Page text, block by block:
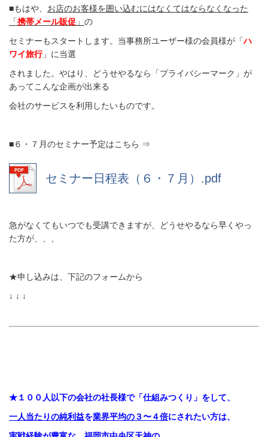
■もはや、 お店のお客様を囲い込むにはなくてはならなくなった
「携帯メール販促 」 の
セミナーもスタートします。当事務所ユーザー様の会員様が「ハ
ワイ旅行」に当選
されました。やはり、どうせやるなら「プライバシーマーク」が
あってこんな企画が出来る
会社のサービスを利用したいものです。
■６・７月のセミナー予定はこちら ⇒
セミナー日程表（６・７月）.pdf
急がなくてもいつでも受講できますが、どうせやるなら早くやっ
た方が、、、
★申し込みは、下記のフォームから
↓ ↓ ↓
★１００人以下の会社の社長様で「仕組みつくり」をして、
一人当たりの純利益を業界平均の３〜４倍にされたい方は、